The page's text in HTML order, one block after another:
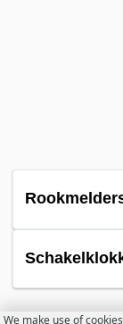
We make use of